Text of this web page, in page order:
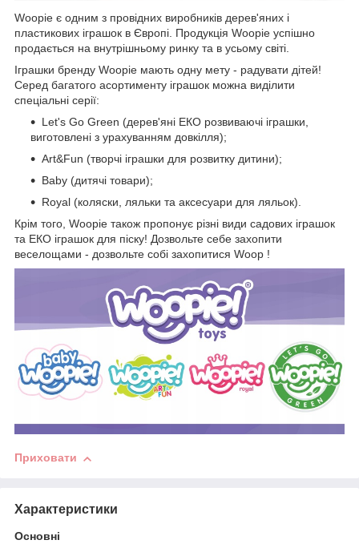
Woopie є одним з провідних виробників дерев'яних і
пластикових іграшок в Європі. Продукція Woopie успішно
продається на внутрішньому ринку та в усьому світі.
Іграшки бренду Woopie мають одну мету - радувати дітей!
Серед багатого асортименту іграшок можна виділити
спеціальні серії:
Let's Go Green (дерев'яні ЕКО розвиваючі іграшки,
виготовлені з урахуванням довкілля);
Art&Fun (творчі іграшки для розвитку дитини);
Baby (дитячі товари);
Royal (коляски, ляльки та аксесуари для ляльок).
Крім того, Woopie також пропонує різні види садових іграшок
та ЕКО іграшок для піску! Дозвольте себе захопити
веселощами - дозвольте собі захопитися Woop !
Приховати
Характеристики
Основні